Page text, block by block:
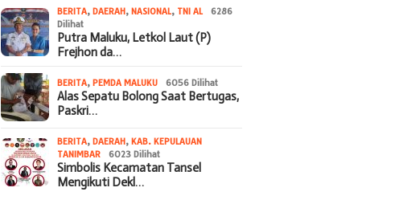
BERITA,DAERAH,NASIONAL, TNI AL
6286
Dilihat
Putra Maluku, Letkol Laut (P)
Frejhon da…
BERITA,PEMDA MALUKU 6056 Dilihat
Alas Sepatu Bolong Saat Bertugas,
Paskri…
BERITA,DAERAH,KAB. KEPULAUAN
TANIMBAR
6023 Dilihat
Simbolis Kecamatan Tansel
Mengikuti Dekl…